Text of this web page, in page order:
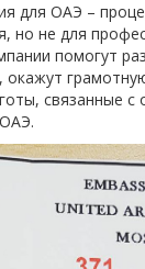
для ОАЭ –
но не для
помогут
окажут
связанные